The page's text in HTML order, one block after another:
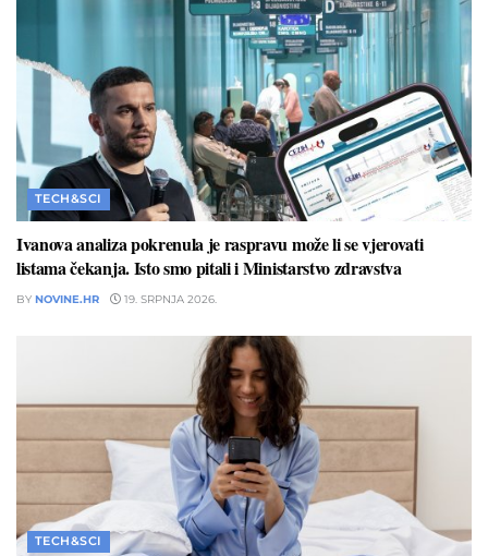
TECH&SCI
Ivanova analiza pokrenula je raspravu može li se vjerovati
listama čekanja. Isto smo pitali i Ministarstvo zdravstva
BY NOVINE.HR 19. SRPNJA 2026.
TECH&SCI